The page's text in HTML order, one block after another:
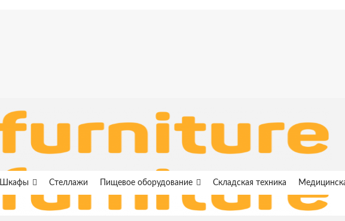
Шкафы Стеллажи Пищевое оборудование Складская техника